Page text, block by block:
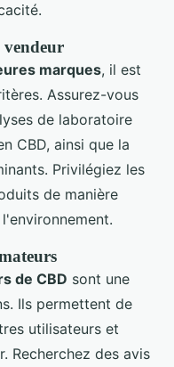
marques, il est
Assurez-vous
de laboratoire
CBD, ainsi que la
Privilégiez les
de manière
de CBD sont une
Ils permettent de
utilisateurs et
Recherchez des avis